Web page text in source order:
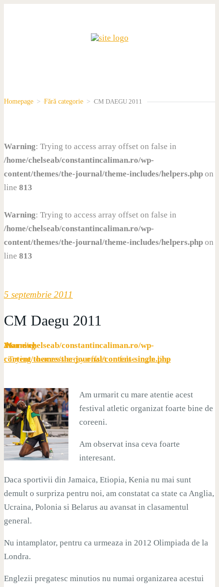
Homepage > Fără categorie > CM DAEGU 2011
Warning: Trying to access array offset on false in
/home/chelseab/constantincaliman.ro/wp-
content/themes/the-journal/theme-includes/helpers.php on
line 813
Warning: Trying to access array offset on false in
/home/chelseab/constantincaliman.ro/wp-
content/themes/the-journal/theme-includes/helpers.php on
line 813
5 septembrie 2011
CM Daegu 2011
Warning
: Trying to access array offset on false in
/home/chelseab/constantincaliman.ro/wp-
content/themes/the-journal/content-single.php
on line
21
Am urmarit cu mare atentie acest
festival atletic organizat foarte bine de
coreeni.
Am observat insa ceva foarte
interesant.
Daca sportivii din Jamaica, Etiopia, Kenia nu mai sunt
demult o surpriza pentru noi, am constatat ca state ca Anglia,
Ucraina, Polonia si Belarus au avansat in clasamentul
general.
Nu intamplator, pentru ca urmeaza in 2012 Olimpiada de la
Londra.
Englezii pregatesc minutios nu numai organizarea acestui